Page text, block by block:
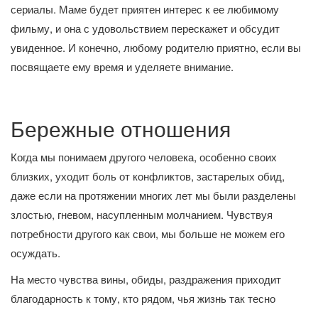
сериалы. Маме будет приятен интерес к ее любимому
фильму, и она с удовольствием перескажет и обсудит
увиденное. И конечно, любому родителю приятно, если вы
посвящаете ему время и уделяете внимание.
Бережные отношения
Когда мы понимаем другого человека, особенно своих
близких, уходит боль от конфликтов, застарелых обид,
даже если на протяжении многих лет мы были разделены
злостью, гневом, насупленным молчанием. Чувствуя
потребности другого как свои, мы больше не можем его
осуждать.
На место чувства вины, обиды, раздражения приходит
благодарность к тому, кто рядом, чья жизнь так тесно